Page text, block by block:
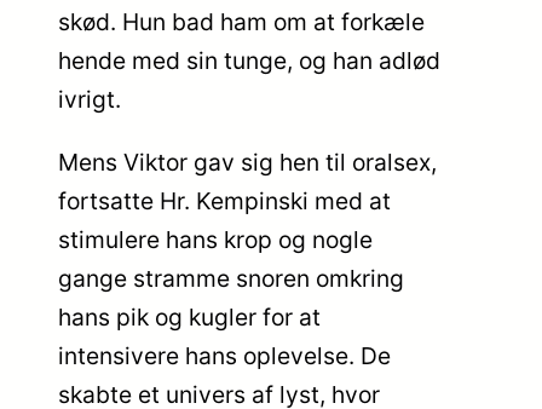
skød. Hun bad ham om at forkæle
hende med sin tunge, og han adlød
ivrigt.
Mens Viktor gav sig hen til oralsex,
fortsatte Hr. Kempinski med at
stimulere hans krop og nogle
gange stramme snoren omkring
hans pik og kugler for at
intensivere hans oplevelse. De
skabte et univers af lyst, hvor